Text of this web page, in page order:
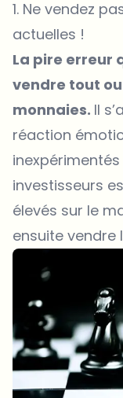
1. Ne vendez
actuelles !
La pire erreur
vendre tout
monnaies. Il
réaction
investisseurs
élevés sur le
ensuite